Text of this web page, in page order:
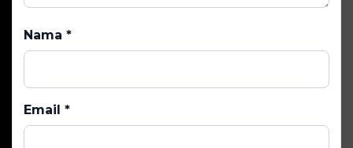
Nama *
Email *